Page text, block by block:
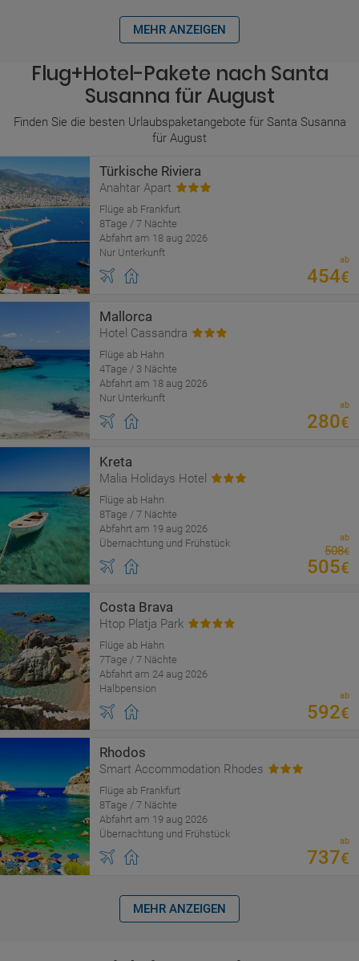
MEHR ANZEIGEN
Flug+Hotel-Pakete nach Santa
Susanna für August
Finden Sie die besten Urlaubspaketangebote für Santa Susanna
für August
Türkische Riviera
Anahtar Apart
Flüge ab Frankfurt
8Tage / 7 Nächte
Abfahrt am 18 aug 2026
Nur Unterkunft
ab
454€
Mallorca
Hotel Cassandra
Flüge ab Hahn
4Tage / 3 Nächte
Abfahrt am 18 aug 2026
Nur Unterkunft
ab
280€
Kreta
Malia Holidays Hotel
Flüge ab Hahn
8Tage / 7 Nächte
Abfahrt am 19 aug 2026
Übernachtung und Frühstück
ab
508€
505€
Costa Brava
Htop Platja Park
Flüge ab Hahn
7Tage / 7 Nächte
Abfahrt am 24 aug 2026
Halbpension
ab
592€
Rhodos
Smart Accommodation Rhodes
Flüge ab Frankfurt
8Tage / 7 Nächte
Abfahrt am 19 aug 2026
Übernachtung und Frühstück
ab
737€
MEHR ANZEIGEN